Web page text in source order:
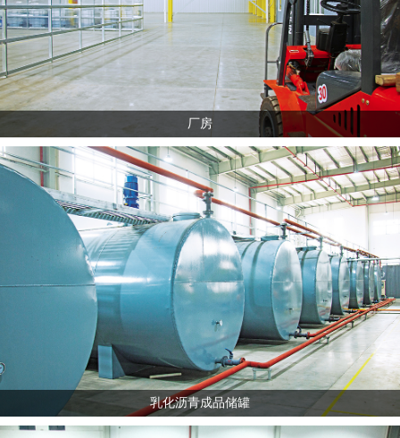
厂房
乳化沥青成品储罐